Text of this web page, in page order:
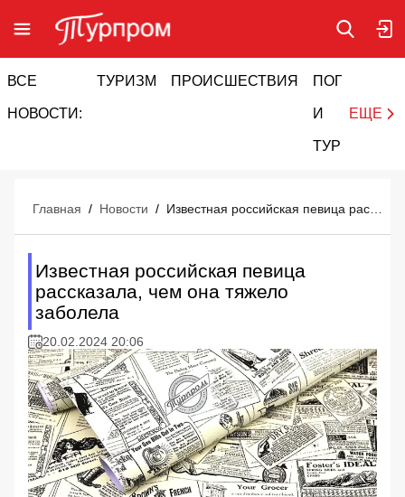
ВСЕ
НОВОСТИ:
ТУРИЗМ ПРОИСШЕСТВИЯ ПОГОДА
И
ТУРИЗМ
ЕЩЕ
Главная / Новости /
Известная российская певица
рассказала, чем она тяжело
заболела
20.02.2024 20:06